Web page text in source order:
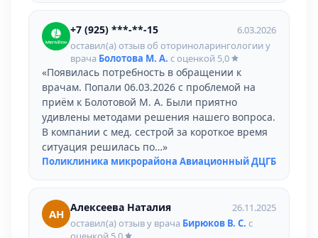
+7 (925) ***-**-15
6.03.2026
оставил(а) отзыв об оториноларингологии у
врача Болотова М. А. с оценкой 5,0
«Появилась потребность в обращении к
врачам. Попали 06.03.2026 с проблемой на
приём к Болотовой М. А. Были приятно
удивлены методами решения нашего вопроса.
В компании с мед. сестрой за короткое время
ситуация решилась по…»
Поликлиника микрорайона Авиационный ДЦГБ
АН Алексеева Наталия
26.11.2025
оставил(а) отзыв у врача Бирюков В. С. с